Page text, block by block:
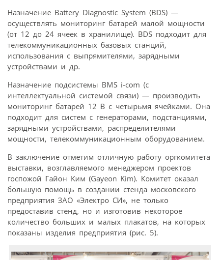
Назначение Battery Diagnostic System (BDS) —
осуществлять мониторинг батарей малой мощности
(от 12 до 24 ячеек в хранилище). BDS подходит для
телекоммуникационных базовых станций,
использования с выпрямителями, зарядными
устройствами и др.
Назначение подсистемы BMS i-com (с
интеллектуальной системой связи) — производить
мониторинг батарей 12 В с четырьмя ячейками. Она
подходит для систем с генераторами, подстанциями,
зарядными устройствами, распределителями
мощности, телекоммуникационным оборудованием.
В заключение отметим отличную работу оргкомитета
выставки, возглавляемого менеджером проектов
госпожой Гайон Ким (Gayeon Kim). Комитет оказал
большую помощь в создании стенда московского
предприятия ЗАО «Электро СИ», не только
предоставив стенд, но и изготовив некоторое
количество больших и малых плакатов, на которых
показаны изделия предприятия (рис. 5).